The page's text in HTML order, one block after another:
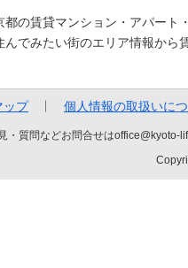
都の賃貸マンション・アパート
んでみたい街のエリア情報から
ップ 個人情報の取扱いに
・質問などお問合せは